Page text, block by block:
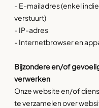
- E-mailadres (enkel
verstuurt)
- IP-adres
- Internetbrowser en
Bijzondere en/of
verwerken
Onze website en/of
te verzamelen over